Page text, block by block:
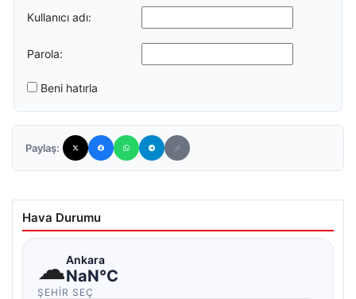
Kullanıcı adı:
Parola:
Beni hatırla
Paylaş:
Hava Durumu
☁Ankara
NaN°C
ŞEHIR SEÇ